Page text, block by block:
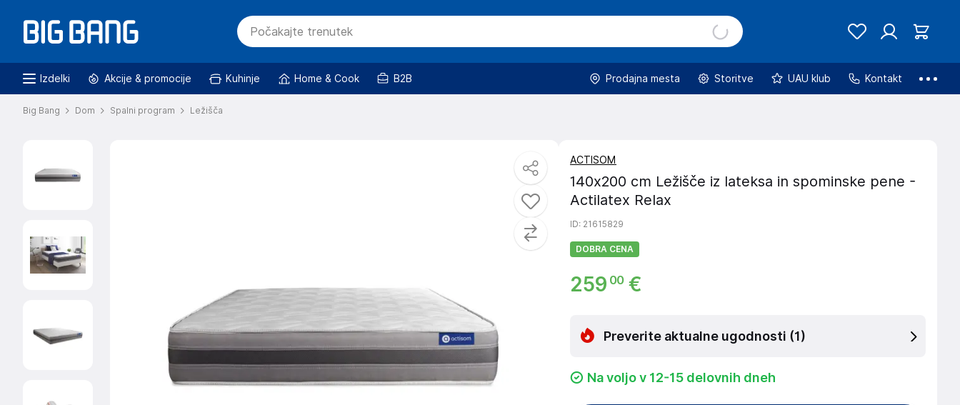
Izdelki Akcije & promocije Kuhinje Home & Cook B2B Prodajna mesta Storitve UAU klub Kontakt
Big Bang Dom Spalni program Ležišča
ACTISOM
140x200 cm Ležišče iz lateksa in spominske pene -
Actilatex Relax
ID: 21615829
DOBRA CENA
259 00 €
Preverite aktualne ugodnosti (1)
Na voljo v 12-15 delovnih dneh